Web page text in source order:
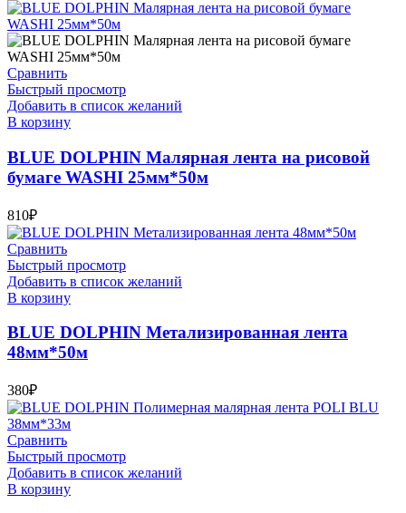
Сравнить
Быстрый просмотр
Добавить в список желаний
В корзину
BLUE DOLPHIN Малярная лента на рисовой
бумаге WASHI 25мм*50м
810₽
Сравнить
Быстрый просмотр
Добавить в список желаний
В корзину
BLUE DOLPHIN Метализированная лента
48мм*50м
380₽
Сравнить
Быстрый просмотр
Добавить в список желаний
В корзину